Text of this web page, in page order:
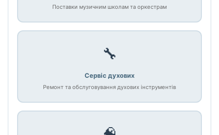
Поставки музичним школам та оркестрам
🔧
Сервіс духових
Ремонт та обслуговування духових інструментів